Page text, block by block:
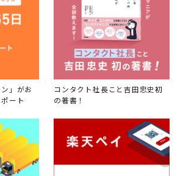
」がお
ート
コンタクト社長こと吉田忠史初
の著書！